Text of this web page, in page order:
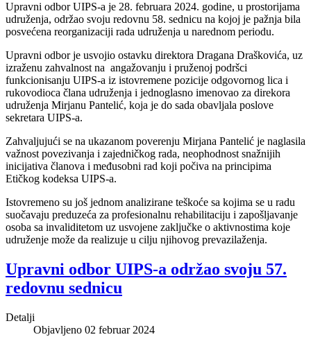
Upravni odbor UIPS-a je 28. februara 2024. godine, u prostorijama
udruženja, održao svoju redovnu 58. sednicu na kojoj je pažnja bila
posvećena reorganizaciji rada udruženja u narednom periodu.
Upravni odbor je usvojio ostavku direktora Dragana Draškovića, uz
izraženu zahvalnost na angažovanju i pruženoj podršci
funkcionisanju UIPS-a iz istovremene pozicije odgovornog lica i
rukovodioca člana udruženja i jednoglasno imenovao za direkora
udruženja Mirjanu Pantelić, koja je do sada obavljala poslove
sekretara UIPS-a.
Zahvaljujući se na ukazanom poverenju Mirjana Pantelić je naglasila
važnost povezivanja i zajedničkog rada, neophodnost snažnijih
inicijativa članova i međusobni rad koji počiva na principima
Etičkog kodeksa UIPS-a.
Istovremeno su još jednom analizirane teškoće sa kojima se u radu
suočavaju preduzeća za profesionalnu rehabilitaciju i zapošljavanje
osoba sa invaliditetom uz usvojene zaključke o aktivnostima koje
udruženje može da realizuje u cilju njihovog prevazilaženja.
Upravni odbor UIPS-a održao svoju 57.
redovnu sednicu
Detalji
Objavljeno 02 februar 2024